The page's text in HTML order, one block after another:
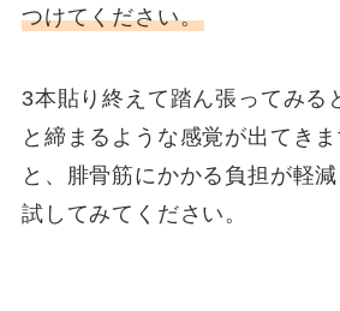
つけてください。
3本貼り終えて踏ん張ってみる
と締まるような感覚が出てき
と、腓骨筋にかかる負担が軽
試してみてください。